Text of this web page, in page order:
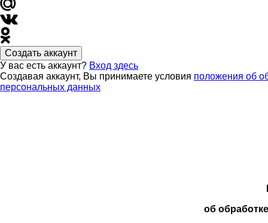
Создать аккаунт
У вас есть аккаунт? Вход здесь
Создавая аккаунт, Вы принимаете условия положения об
персональных данных
об